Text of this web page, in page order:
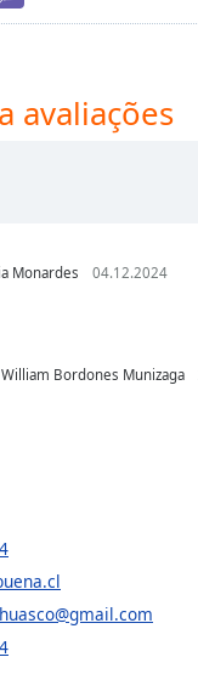
avaliações
Monardes 04.12.2024
Bordones Munizaga